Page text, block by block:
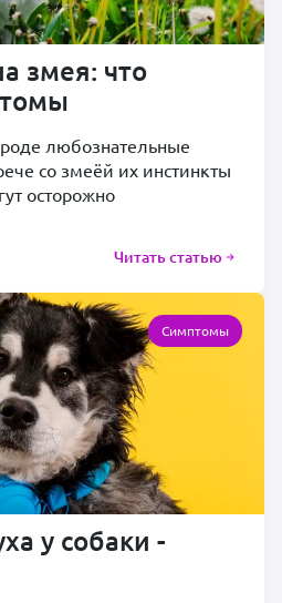
змея: что
любознательные
со змеёй их инстинкты
осторожно
Читать статью
у собаки -
Симптомы